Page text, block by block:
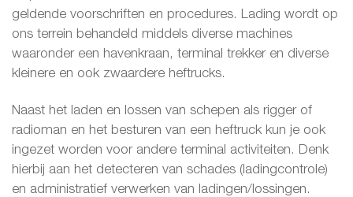
geldende voorschriften en procedures. Lading wordt op
ons terrein behandeld middels diverse machines
waaronder een havenkraan, terminal trekker en diverse
kleinere en ook zwaardere heftrucks.
Naast het laden en lossen van schepen als rigger of
radioman en het besturen van een heftruck kun je ook
ingezet worden voor andere terminal activiteiten. Denk
hierbij aan het detecteren van schades (ladingcontrole)
en administratief verwerken van ladingen/lossingen.